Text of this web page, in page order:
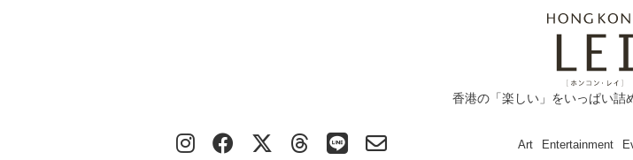
香港の「楽しい」をいっぱい詰
Art Entertainment